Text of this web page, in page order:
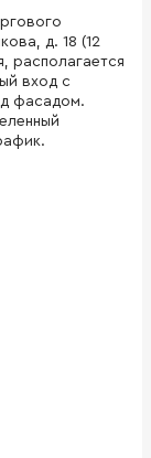
д. 18 (12
располагается
вход с
фасадом.